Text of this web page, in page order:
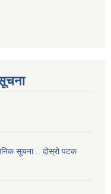
सूचना .. दोस्रो पटक